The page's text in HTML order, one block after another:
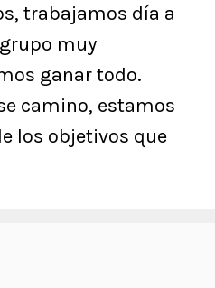
trabajamos día a
muy
ganar todo.
camino, estamos
los objetivos que